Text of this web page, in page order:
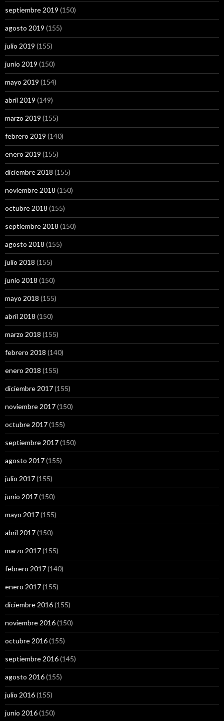
septiembre 2019 (150)
agosto 2019 (155)
julio 2019 (155)
junio 2019 (150)
mayo 2019 (154)
abril 2019 (149)
marzo 2019 (155)
febrero 2019 (140)
enero 2019 (155)
diciembre 2018 (155)
noviembre 2018 (150)
octubre 2018 (155)
septiembre 2018 (150)
agosto 2018 (155)
julio 2018 (155)
junio 2018 (150)
mayo 2018 (155)
abril 2018 (150)
marzo 2018 (155)
febrero 2018 (140)
enero 2018 (155)
diciembre 2017(155)
noviembre 2017(150)
octubre 2017(155)
septiembre 2017(150)
agosto 2017(155)
julio 2017(155)
junio 2017(150)
mayo 2017(155)
abril 2017(150)
marzo 2017(155)
febrero 2017(140)
enero 2017(155)
diciembre 2016(155)
noviembre 2016(150)
octubre 2016(155)
septiembre 2016(145)
agosto 2016(155)
julio 2016(155)
junio 2016(150)